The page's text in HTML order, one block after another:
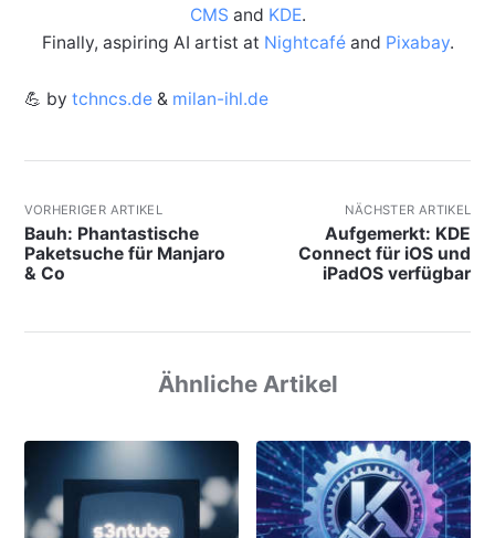
CMS and KDE.
Finally, aspiring AI artist at Nightcaféand Pixabay.
💪 by tchncs.de& milan-ihl.de
VORHERIGER ARTIKEL
Bauh: Phantastische
Paketsuche für Manjaro
& Co
NÄCHSTER ARTIKEL
Aufgemerkt: KDE
Connect für iOS und
iPadOS verfügbar
Ähnliche Artikel